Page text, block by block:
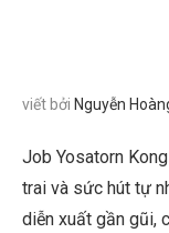
viết bởi Nguyễn
Job Yosatorn
trai và sức hút tự
diễn xuất gần gũi,